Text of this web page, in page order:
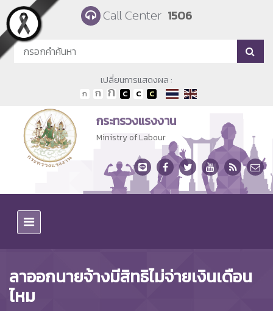
Skip to main content Call Center 1506
เปลี่ยนการแสดงผล :
กระทรวงแรงงาน
Ministry of Labour
ลาออกนายจ้างมีสิทธิไม่จ่ายเงินเดือน
ไหม